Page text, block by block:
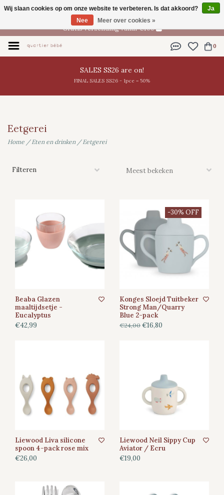
NL
Gratis verzending vanaf €100
0
SALES SS26 are on!
FINAL SALES SS26 - 1pce = 50%
Eetgerei
Home /Eten en drinken/Eetgerei
Filteren
Beaba Glazen
maaltijdsetje -
Eucalyptus
€42,99
-30% OFF
Konges Sloejd Tuitbeker
Strong Man/Quarry
Blue 2-pack
€24,00 €16,80
Liewood Liva silicone
spoon 4-pack rose mix
€26,00
Liewood Neil Sippy Cup
Aviator / Ecru
€19,00
Wij slaan cookies op om onze website te verbeteren. Is dat akkoord?
Ja
Nee
Meer over cookies »